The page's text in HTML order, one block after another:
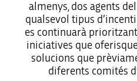
almenys, dos agents
qualsevol tipus
es continuarà
iniciatives que
solucions que
diferents comités